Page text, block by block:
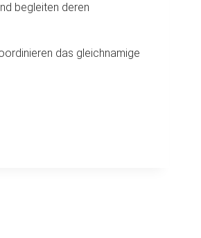
begleiten deren
das gleichnamige